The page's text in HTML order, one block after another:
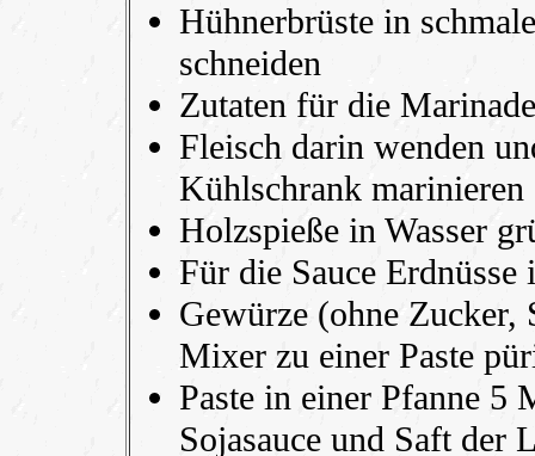
Hühnerbrüste in
schneiden
Zutaten für die
Fleisch darin wenden
Kühlschrank marinieren
Holzspieße in Wasser
Für die Sauce
Gewürze (ohne
Mixer zu einer Paste
Paste in einer Pfanne 5
Sojasauce und Saft der